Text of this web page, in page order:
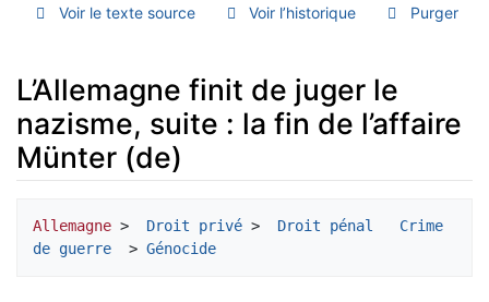
Voir le texte source
Voir l’historique Purger
L’Allemagne finit de juger le
nazisme, suite : la fin de l’affaire
Münter (de)
Allemagne > Droit privé > Droit pénal
Crime
de guerre
> Génocide